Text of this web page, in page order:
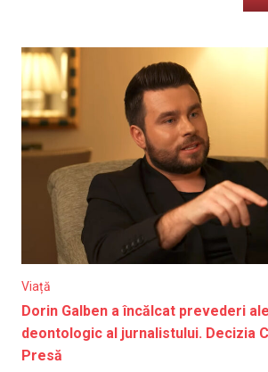
Viață
Dorin Galben a încălcat prevederi
deontologic al jurnalistului. Decizia
Presă